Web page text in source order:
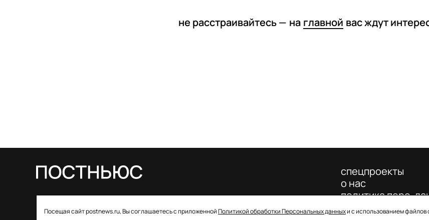
не расстраивайтесь — на главной вас ждут
Посещая сайт postnews.ru, Вы соглашаетесь с приложеннойПолитикой обработки Персональных данныхи с использованием файлов
о регистрации СМИ: ЭЛ № ФС 77–85757 от 22 августа
спецпроекты
о нас
политика перс.